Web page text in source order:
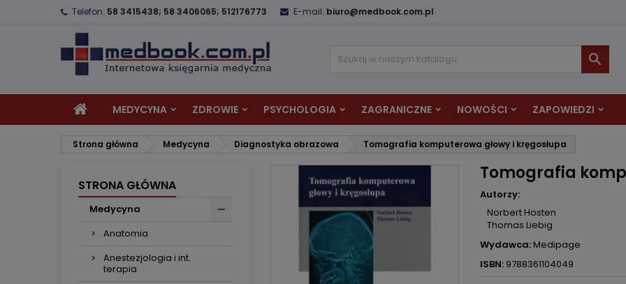
Telefon: 58 3415438; 58 3406065; 512176773 E-mail: biuro@medbook.com.pl

MEDYCYNA ZDROWIE PSYCHOLOGIA ZAGRANICZNE NOWOŚCI ZAPOWIEDZI
Strona główna Medycyna Diagnostyka obrazowa Tomografia komputerowa głowy i kręgosłupa
STRONA GŁÓWNA
Medycyna
Anatomia
Anestezjologia i int.
terapia
Tomografia
Autorzy:
Norbert Hosten
Thomas Liebig
Wydawca:Medipage
ISBN: 9788361104049
Anuluj Utwórz listę życzeń
Musisz być zalogowany by zapisać produkty na swojej liście życzeń.